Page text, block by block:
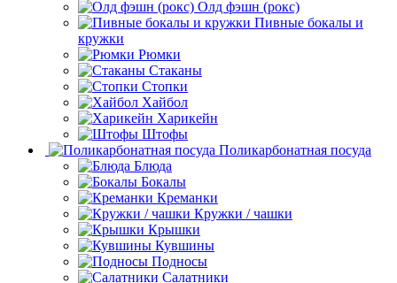
Олд фэшн (рокс)
Пивные бокалы и
кружки
Рюмки
Стаканы
Стопки
Хайбол
Харикейн
Штофы
Поликарбонатная посуда
Блюда
Бокалы
Креманки
Кружки / чашки
Крышки
Кувшины
Подносы
Салатники